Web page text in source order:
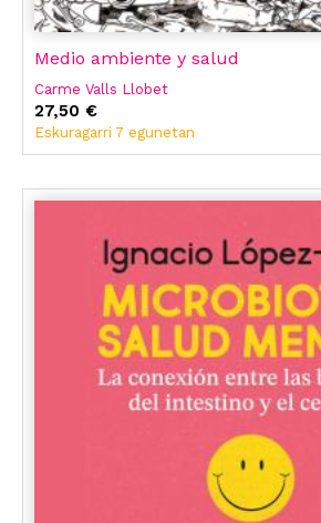
Medio ambiente y salud
Carme Valls Llobet
27,50 €
Eskuragarri 7 egunetan